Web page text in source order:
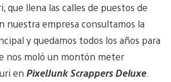
que llena las calles de puestos de
nuestra empresa consultamos la
y quedamos todos los años para
nos moló un montón meter
en PixelJunk Scrappers Deluxe